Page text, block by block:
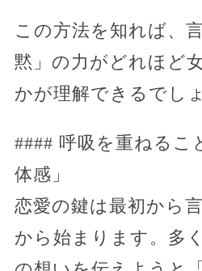
この方法を知れば、
黙」の力がどれほど
かが理解できるでし
#### 呼吸を重ねるこ
体感」
恋愛の鍵は最初から
から始まります。多